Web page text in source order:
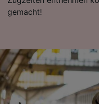
gemacht!
Folgendes
Informationen auf
Personalisierte
von Werbeleistung
Inhalten,
Entwicklung und
Angeboten.